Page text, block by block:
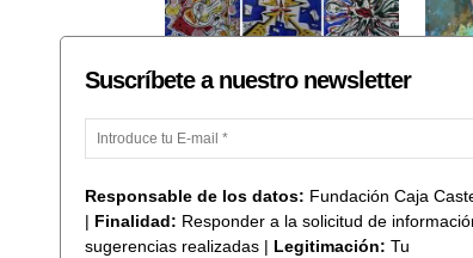
Suscríbete a nuestro newsletter
Responsable de los datos: Fundación Caja
| Finalidad: Responder a la solicitud de
sugerencias realizadas | Legitimación: Tu